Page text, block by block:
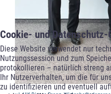
Cookie- und Datenschutz-
Diese Website verwendet nur
Nutzungssession und zum
protokollieren – natürlich streng
Ihr Nutzerverhalten, um die für
zu identifizieren und eventuell